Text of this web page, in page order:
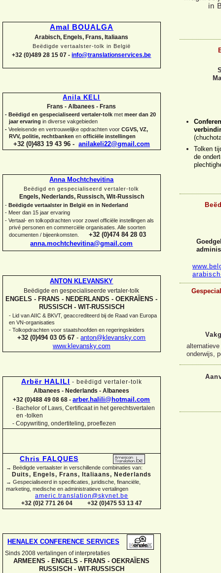
Amal BOUALGA
Arabisch, Engels, Frans, Italiaans
Beëdigde vertaalster-tolk in België
+32 (0)489 28 15 07 - info@translationservices.be
Anila KELI
Frans - Albanees - Frans
- Beëdigd en gespecialiseerd vertaler-tolk met meer dan 20
jaar ervaring in diverse vakgebieden
- Veeleisende en vertrouwelijke opdrachten voor CGVS, VZ,
RVV, politie, rechtbanken en officiële instellingen
+32 (0)483 19 43 96 - anilakeli22@gmail.com
Anna Mochtchevitina
Beëdigd en gespecialiseerd vertaler-tolk
Engels, Nederlands, Russisch, Wit-Russisch
- Beëdigde vertaalster in België en in Nederland
- Meer dan 15 jaar ervaring
- Vertaal- en tolkopdrachten voor zowel officiële instellingen als
privé personen en commerciële organisaties. Alle soorten
documenten / bijeenkomsten.
+32 (0)474 84 28 03
anna.mochtchevitina@gmail.com
ANTON KLEVANSKY
Beëdigde en gespecialiseerde vertaler-tolk
ENGELS - FRANS - NEDERLANDS - OEKRAÏENS -
RUSSISCH - WIT-RUSSISCH
- Lid van AIIC & BKVT, geaccrediteerd bij de Raad van Europa
en VN-organisaties
- Tolkopdrachten voor staatshoofden en regeringsleiders
+32 (0)494 03 05 67 - anton@klevansky.com
www.klevansky.com
Arbër HALILI - beëdigd vertaler-tolk
Albanees - Nederlands - Albanees
+32 (0)488 49 08 68 - arber.halili@hotmail.com
- Bachelor of Laws, Certificaat in het gerechtsvertalen
en -tolken
- Copywriting, ondertiteling, proeflezen
Chris FALQUES
→ Beëdigde vertaalster in verschillende combinaties van:
Duits, Engels, Frans, Italiaans, Nederlands
→ Gespecialiseerd in specificaties, juridische, financiële,
marketing, medische en administratieve vertalingen
americ.translation@skynet.be
+32 (0)2 771 26 04
+32 (0)475 53 13 47
HENALEX CONFERENCE SERVICES
Sinds 2008 vertalingen of interpretaties
ARMEENS - ENGELS - FRANS - OEKRAÏENS
RUSSISCH - WIT-RUSSISCH
Tolken
de
onderwijs,